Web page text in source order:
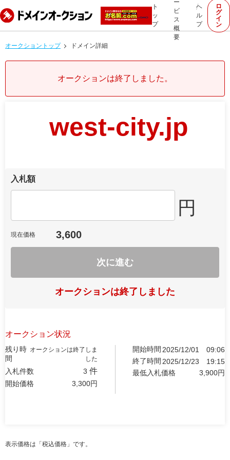
ト
ッ
プ
ー
ビ
ス
概
要
ヘ
ル
プ
ロ
グ
イ
ン
オークショントップ ドメイン詳細
オークションは終了しました。
west-city.jp
入札額
円
現在価格 3,600
次に進む
オークションは終了しました
オークション状況
残り時
間
オークションは終了しま
した
入札件数 3 件
開始価格 3,300円
開始時間 2025/12/01
09:06
終了時間 2025/12/23
19:15
最低入札価格
3,900円
表示価格は「税込価格」です。